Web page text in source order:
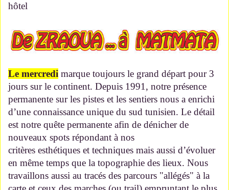
hôtel
Le mercredi marque toujours le grand départ pour 3
jours sur le continent. Depuis 1991, notre présence
permanente sur les pistes et les sentiers nous a enrichi
d’une connaissance unique du sud tunisien. Le détail
est notre quête permanente afin de dénicher de
nouveaux spots répondant à nos
critères esthétiques et techniques mais aussi d’évoluer
en même temps que la topographie des lieux. Nous
travaillons aussi au tracés des parcours "allégés" à la